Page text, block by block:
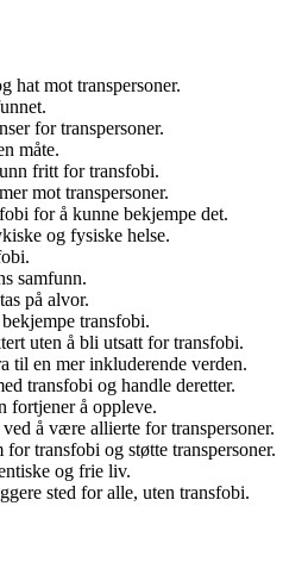
hat mot transpersoner.
for transpersoner.
måte.
fritt for transfobi.
mot transpersoner.
for å kunne bekjempe det.
og fysiske helse.
samfunn.
på alvor.
transfobi.
uten å bli utsatt for transfobi.
til en mer inkluderende verden.
transfobi og handle deretter.
fortjener å oppleve.
å være allierte for transpersoner.
transfobi og støtte transpersoner.
og frie liv.
sted for alle, uten transfobi.